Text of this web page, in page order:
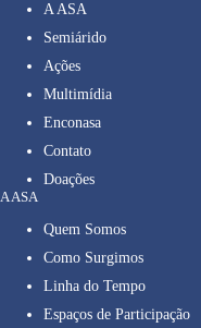
A ASA
Semiárido
Ações
Multimídia
Enconasa
Contato
Doações
A ASA
Quem Somos
Como Surgimos
Linha do Tempo
Espaços de Participação